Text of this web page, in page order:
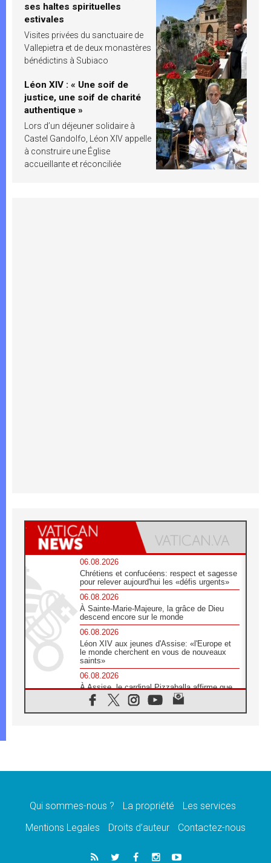
ses haltes spirituelles
estivales
Visites privées du sanctuaire de
Vallepietra et de deux monastères
bénédictins à Subiaco
Léon XIV : « Une soif de
justice, une soif de charité
authentique »
Lors d’un déjeuner solidaire à
Castel Gandolfo, Léon XIV appelle
à construire une Église
accueillante et réconciliée
06.08.2026
Chrétiens et confucéens: respect et sagesse
pour relever aujourd'hui les «défis urgents»
06.08.2026
À Sainte-Marie-Majeure, la grâce de Dieu
descend encore sur le monde
06.08.2026
Léon XIV aux jeunes d'Assise: «l'Europe et
le monde cherchent en vous de nouveaux
saints»
06.08.2026
À Assise, le cardinal Pizzaballa affirme que
«les chrétiens veulent la paix»
06.08.2026
message de paix et de dignité humaine»
«La visite du Pape en Uruguay renforcera
05.08.2026
Qui sommes-nous ? La propriété
Les services
Mentions Legales
Droits d’auteur Contactez-nous